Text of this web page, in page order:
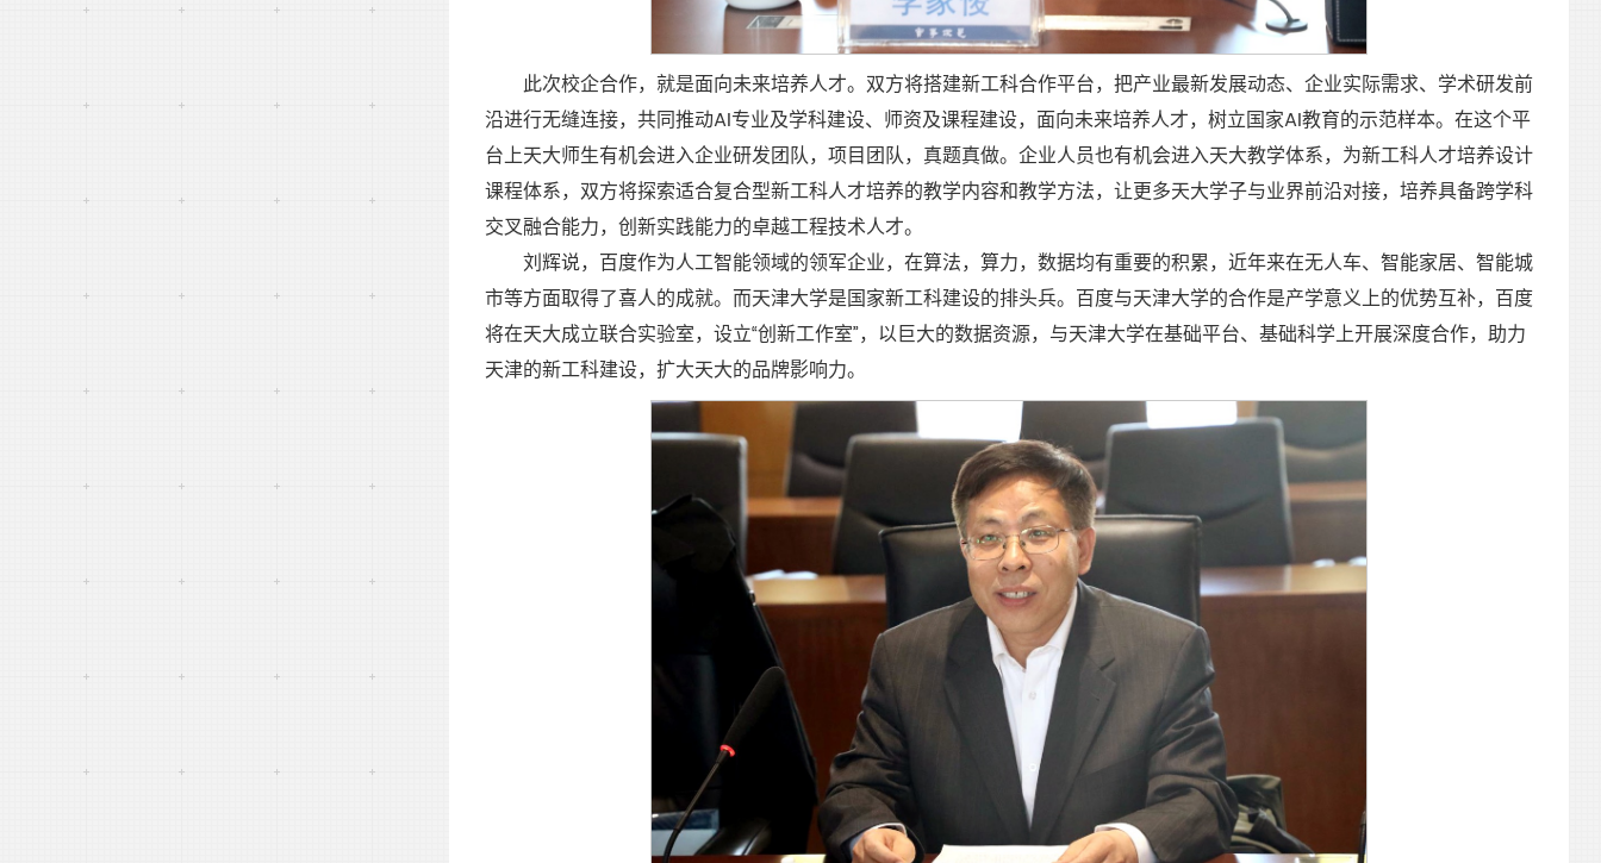
此次校企合作，就是面向未来培养人才。双方将搭建新工科合作平台，把产业最新发展动态、企业实际需求、学术研发前
沿进行无缝连接，共同推动AI专业及学科建设、师资及课程建设，面向未来培养人才，树立国家AI教育的示范样本。在这个平
台上天大师生有机会进入企业研发团队，项目团队，真题真做。企业人员也有机会进入天大教学体系，为新工科人才培养设计
课程体系，双方将探索适合复合型新工科人才培养的教学内容和教学方法，让更多天大学子与业界前沿对接，培养具备跨学科
交叉融合能力，创新实践能力的卓越工程技术人才。
刘辉说，百度作为人工智能领域的领军企业，在算法，算力，数据均有重要的积累，近年来在无人车、智能家居、智能城
市等方面取得了喜人的成就。而天津大学是国家新工科建设的排头兵。百度与天津大学的合作是产学意义上的优势互补，百度
将在天大成立联合实验室，设立“创新工作室”，以巨大的数据资源，与天津大学在基础平台、基础科学上开展深度合作，助力
天津的新工科建设，扩大天大的品牌影响力。